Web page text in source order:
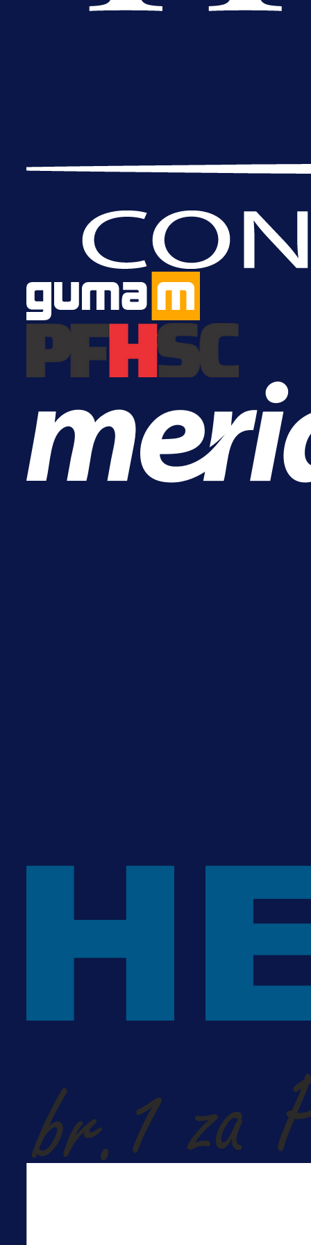
Da li je selektor zadovoljan: Evo
je Barbarez rekao o transferu
Alajbegovića u Juventus!
23 h 32 min